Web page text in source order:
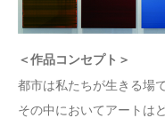
＜作品コンセプト＞
都市は私たちが生きる場
その中においてアートは